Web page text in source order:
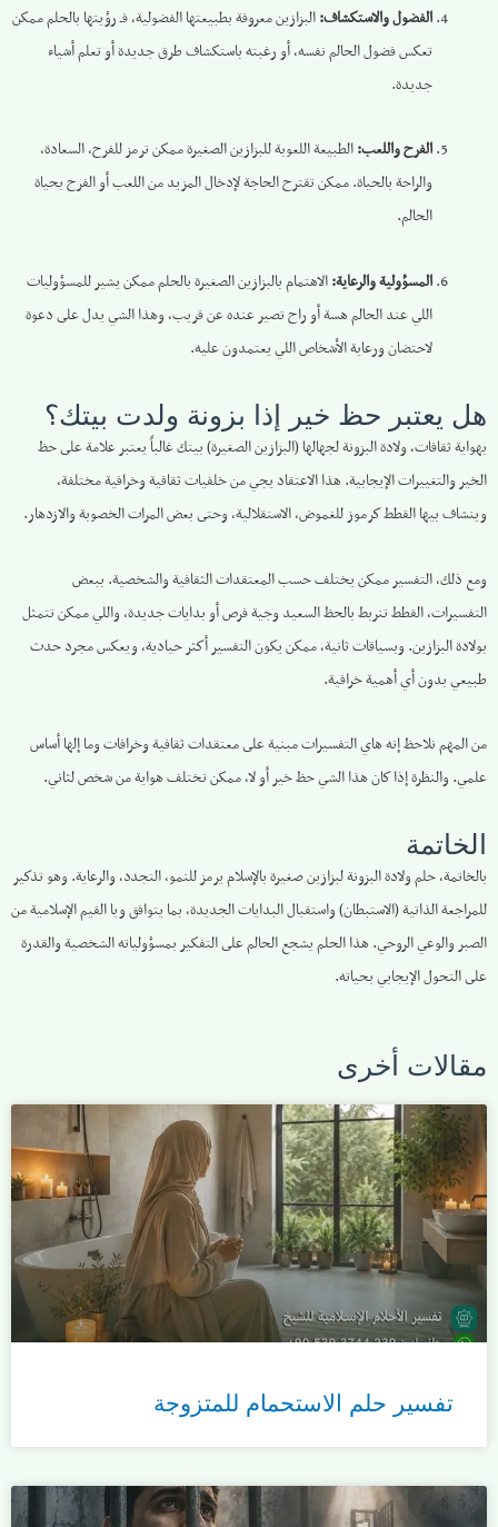
الفضول والاستكشاف:البزازين معروفة بطبيعتها الفضولية، فـ رؤيتها بالحلم ممكن
تعكس فضول الحالم نفسه، أو رغبته باستكشاف طرق جديدة أو تعلم أشياء
جديدة.
الفرح واللعب:الطبيعة اللعوبة للبزازين الصغيرة ممكن ترمز للفرح، السعادة،
والراحة بالحياة. ممكن تقترح الحاجة لإدخال المزيد من اللعب أو الفرح بحياة
الحالم.
المسؤولية والرعاية:الاهتمام بالبزازين الصغيرة بالحلم ممكن يشير للمسؤوليات
اللي عند الحالم هسة أو راح تصير عنده عن قريب، وهذا الشي يدل على دعوة
لاحتضان ورعاية الأشخاص اللي يعتمدون عليه.
هل يعتبر حظ خير إذا بزونة ولدت بيتك؟
بهواية ثقافات، ولادة البزونة لجهالها (البزازين الصغيرة) بيتك غالباً يعتبر علامة على حظ
الخير والتغييرات الإيجابية. هذا الاعتقاد يجي من خلفيات ثقافية وخرافية مختلفة،
وينشاف بيها القطط كرموز للغموض، الاستقلالية، وحتى بعض المرات الخصوبة والازدهار.
ومع ذلك، التفسير ممكن يختلف حسب المعتقدات الثقافية والشخصية. ببعض
التفسيرات، القطط تنربط بالحظ السعيد وجية فرص أو بدايات جديدة، واللي ممكن تتمثل
بولادة البزازين. وبسياقات ثانية، ممكن يكون التفسير أكثر حيادية، ويعكس مجرد حدث
طبيعي بدون أي أهمية خرافية.
من المهم نلاحظ إنه هاي التفسيرات مبنية على معتقدات ثقافية وخرافات وما إلها أساس
علمي. والنظرة إذا كان هذا الشي حظ خير أو لا، ممكن تختلف هواية من شخص لثاني.
الخاتمة
بالخاتمة، حلم ولادة البزونة لبزازين صغيرة بالإسلام يرمز للنمو، التجدد، والرعاية. وهو تذكير
للمراجعة الذاتية (الاستبطان) واستقبال البدايات الجديدة، بما يتوافق ويا القيم الإسلامية من
الصبر والوعي الروحي. هذا الحلم يشجع الحالم على التفكير بمسؤولياته الشخصية والقدرة
على التحول الإيجابي بحياته.
مقالات أخرى
تفسير حلم الاستحمام للمتزوجة